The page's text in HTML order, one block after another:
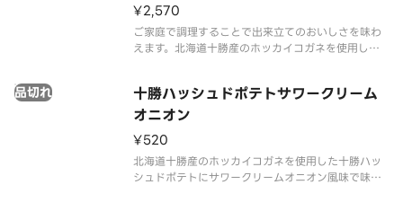
¥2,570
ご家庭で調理することで出来立てのおいしさを味わ
えます。北海道十勝産のホッカイコガネを使用した
おいしさです。
十勝ハッシュドポテトサワークリーム
オニオン
品切れ
¥520
北海道十勝産のホッカイコガネを使用した十勝ハッ
シュドポテトにサワークリームオニオン風味で味付